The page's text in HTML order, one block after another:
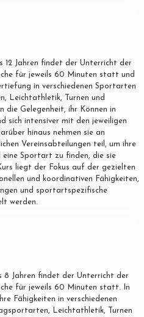
12 Jahren findet der Unterricht der
für jeweils 60 Minuten statt und
in verschiedenen Sportarten
Leichtathletik, Turnen und
die Gelegenheit, ihr Können in
sich intensiver mit den jeweiligen
hinaus nehmen sie an
Vereinsabteilungen teil, um ihre
eine Sportart zu finden, die sie
liegt der Fokus auf der gezielten
und koordinativen Fähigkeiten,
und sportartspezifische
werden.
8 Jahren findet der Unterricht der
für jeweils 60 Minuten statt. In
Fähigkeiten in verschiedenen
Leichtathletik, Turnen